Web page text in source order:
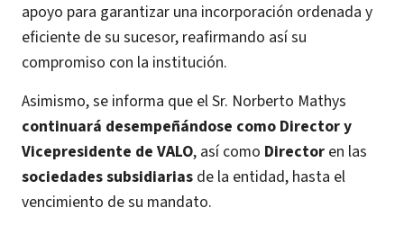
apoyo para garantizar una incorporación ordenada y
eficiente de su sucesor, reafirmando así su
compromiso con la institución.
Asimismo, se informa que el Sr. Norberto Mathys
continuará desempeñándose como Director y
Vicepresidente de VALO, así como Director en las
sociedades subsidiarias de la entidad, hasta el
vencimiento de su mandato.